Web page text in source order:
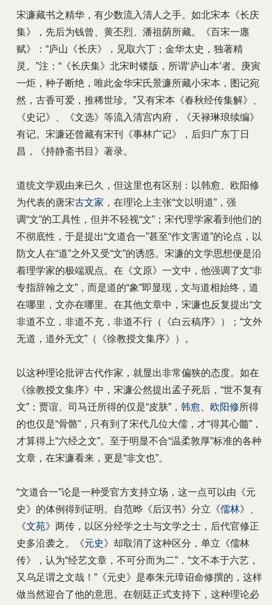
宋濂藏书之精华，有少数流入清人之手。如北宋本《长庆
集》，先后为钱曾、黄丕烈、潘祖荫所藏。《百宋一廛
赋》：“庐山《长庆》，见取六丁；金华太史，独著精
灵。”注：“《长庆集》北宋时镂版，所谓‘庐山本’者。庚寅
一炬，种子断绝，唯此金华宋氏景濂所藏小宋本，图记宛
然，古香可爱，推稀世珍。”又有宋本《春秋经传集解》、
《史记》、《文选》等流入清宫内府，《天禄琳琅续编》
有记。宋濂还曾藏有宋刊《事林广记》，后归广东丁日
昌，《持静斋书目》著录。
道统文学观由来已久，但这里也有区别：以韩愈、欧阳修
为代表的唐宋古文家 ，在理论上主张“文以明道”，强
调“文”的工具性，但并不轻视“文”；宋代理学家看到他们的
不彻底性，于是提出“文道合一”甚至“作文害道”的论点，以
防文人在“道”之外又受“文”的诱惑。宋濂的文学思想便是沿
着理学家的极端观点。在《文原》一文中，他强调了文“非
专指辞翰之文”，而是道的“象”即显现，文与道相始终，道
在哪里，文亦在哪里。在其他文章中，宋濂也反复提出“文
非道不立，非道不充，非道不行（《白云稿序》）；“文外
无道，道外无文”（《徐教授文集序》）。
以这种理论批评古代作家，就显出非常偏狭的态度。如在
《徐教授文集序》中，宋濂公然提出孟子死后，“世不复有
文”；贾谊、司马迁所得的仅是“皮肤”， 韩愈 欧阳修所得
的也仅是“骨骼”，只有到了宋代几位大儒，才“得其心髓”，
才算得上“六经之文”。至于明显不合“温柔敦厚”标准的各种
文章，在宋濂看来，更是“非文也”。
“文道合一”论是一种受官方支持立场，这一点可以由《元
史》的体例得到证明。自范晔《后汉书》分立《儒林》、
《文苑》两传，以区分经学之士与文学之士，后代官修正
史多沿袭之。《元史》却取消了这种区分，单立《儒林
传》，认为“经艺文章，不可分而为二”，“文不本于六艺，
又乌足谓之文哉！”《元史》是奉朱元璋诏命修撰的，这样
做当然迎合了他的意思。在朝廷正式支持下，这种理论必